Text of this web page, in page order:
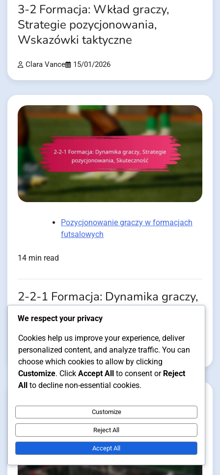
3-2 Formacja: Wkład graczy,
Strategie pozycjonowania,
Wskazówki taktyczne
Clara Vance 15/01/2026
Pozycjonowanie graczy w formacjach
futsalowych
14 min read
2-2-1 Formacja: Dynamika graczy,
Strategie pozycjonowania,
Skuteczność
Clara Vance 22/01/2026
We respect your privacy
Cookies help us improve your experience, deliver
personalized content, and analyze traffic. You can
choose which cookies to allow by clicking
Customize. Click Accept All to consent or Reject
All to decline non-essential cookies.
Customize
Reject All
Accept All